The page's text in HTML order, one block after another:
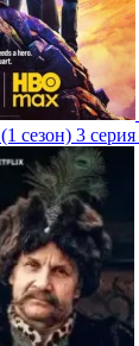
(1 сезон) 3 серия